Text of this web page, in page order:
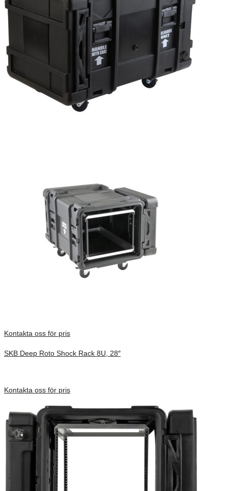
Kontakta oss för pris
SKB Deep Roto Shock Rack 8U, 28″
Kontakta oss för pris